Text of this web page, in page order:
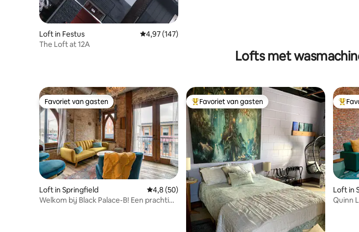
Loft in Festus Gemiddelde beoordeling van 4,97 uit 5, 147 recensies
4,97 (147)
The Loft at 12A
Lofts met
Favoriet van gasten
Favoriet van gasten
Loft in Springfield Gemiddelde beoordeling van 4,8 uit 5, 50 recensies
4,8 (50)
Welkom bij Black Palace-B! Een prachtige
Topfavoriet van gasten
Favoriet van gasten
Loft in
Quinn